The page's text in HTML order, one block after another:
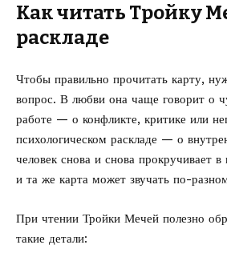
Как читать Тройку
раскладе
Чтобы правильно прочитать карту,
вопрос. В любви она чаще говорит о
работе — о конфликте, критике или
психологическом раскладе — о
человек снова и снова прокручивает
и та же карта может звучать по-
При чтении Тройки Мечей полезно
такие детали: